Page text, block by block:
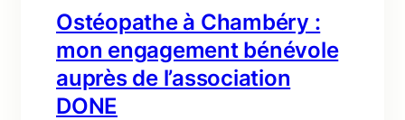
Ostéopathe à Chambéry :
mon engagement bénévole
auprès de l’association
DONE